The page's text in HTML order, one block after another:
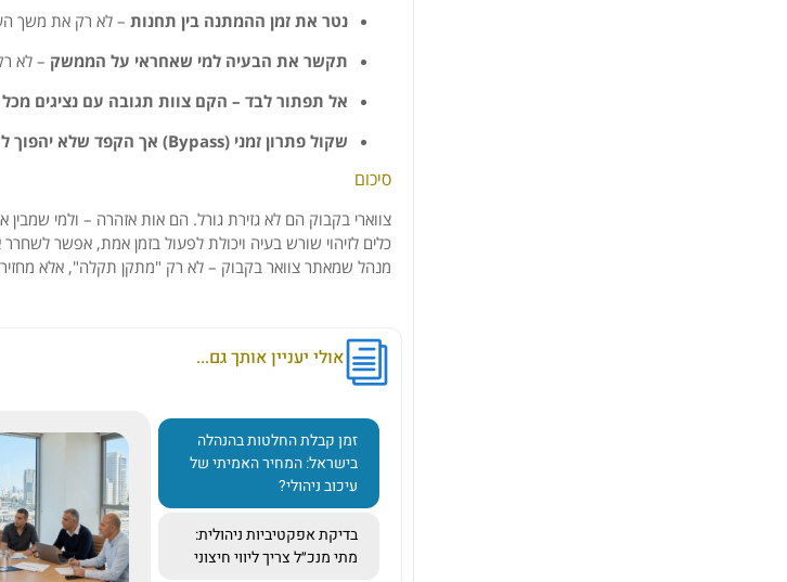
נטר אתזמן ההמתנהבין תחנות –לא רקאת משך
תקשר את הבעיהלמי שאחראי על הממשק –לא
אל תפתורלבד – הקםצוות תגובה עםנציגיםמכל
שקולפתרוןזמני (Bypass) אך הקפד שלאיהפוך
סיכום
צווארי בקבוק הםלאגזירתגורל. הםאותאזהרה – ולמי שמבין
כליםלזיהוי שורש בעיה ויכולתלפעול בזמןאמת,אפשרלשחרר
מנהל שמאתרצוואר בקבוק –לא רק "מתקן תקלה",אלא
אולי יעניין אותך גם...
זמן קבלת החלטות בהנהלה
בישראל: המחיר האמיתי של
עיכוב ניהולי?
בדיקת אפקטיביות ניהולית:
מתי מנכ״ל צריך ליווי חיצוני